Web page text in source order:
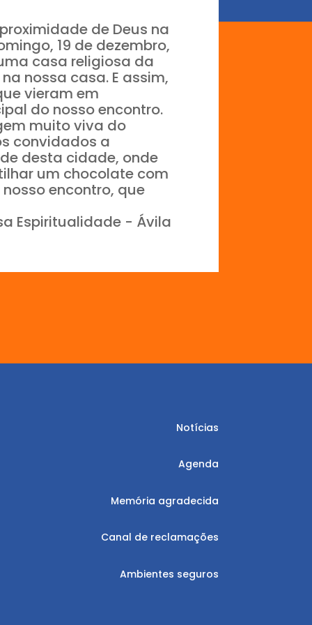
de Deus na
19 de dezembro,
casa religiosa da
nossa casa. E assim,
vieram em
do nosso encontro.
muito viva do
convidados a
desta cidade, onde
um chocolate com
encontro, que
- Ávila
Notícias
Agenda
Memória agradecida
Canal de reclamações
Ambientes seguros